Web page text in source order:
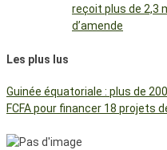
reçoit plus de 2,3
d’amende
Les plus lus
Guinée équatoriale : plus de
FCFA pour financer 18 projets